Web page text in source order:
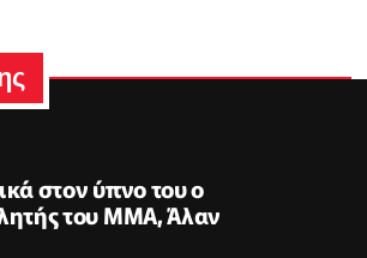
στον ύπνο του ο
του ΜΜΑ, Άλαν